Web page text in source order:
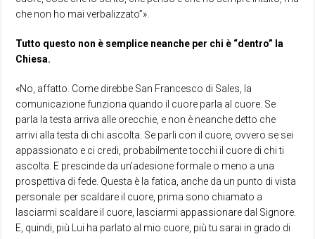
che non ho mai verbalizzato”».
Tutto questo non è semplice neanche per chi è “dentro” la
Chiesa.
«No, affatto. Come direbbe San Francesco di Sales, la
comunicazione funziona quando il cuore parla al cuore. Se
parla la testa arriva alle orecchie, e non è neanche detto che
arrivi alla testa di chi ascolta. Se parli con il cuore, ovvero se sei
appassionato e ci credi, probabilmente tocchi il cuore di chi ti
ascolta. E prescinde da un’adesione formale o meno a una
prospettiva di fede. Questa è la fatica, anche da un punto di vista
personale: per scaldare il cuore, prima sono chiamato a
lasciarmi scaldare il cuore, lasciarmi appassionare dal Signore.
E, quindi, più Lui ha parlato al mio cuore, più tu sarai in grado di